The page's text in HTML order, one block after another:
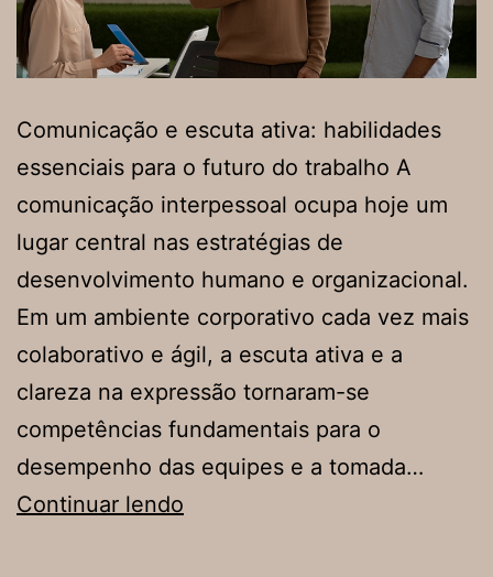
Comunicação e escuta ativa: habilidades
essenciais para o futuro do trabalho A
comunicação interpessoal ocupa hoje um
lugar central nas estratégias de
desenvolvimento humano e organizacional.
Em um ambiente corporativo cada vez mais
colaborativo e ágil, a escuta ativa e a
clareza na expressão tornaram-se
competências fundamentais para o
desempenho das equipes e a tomada…
Continuar lendo